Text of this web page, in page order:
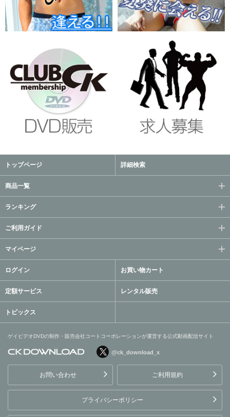
トップページ 詳細検索
商品一覧
ランキング
ご利用ガイド
マイページ
ログイン お買い物カート
定額サービス レンタル販売
トピックス
ゲイビデオDVDの制作・販売会社コートコーポレーションが運営する公式動画配信サイト
ョンが運営する公式動画配
信サイト
@ck_download_x
お問い合わせ ご利用規約
プライバシーポリシー